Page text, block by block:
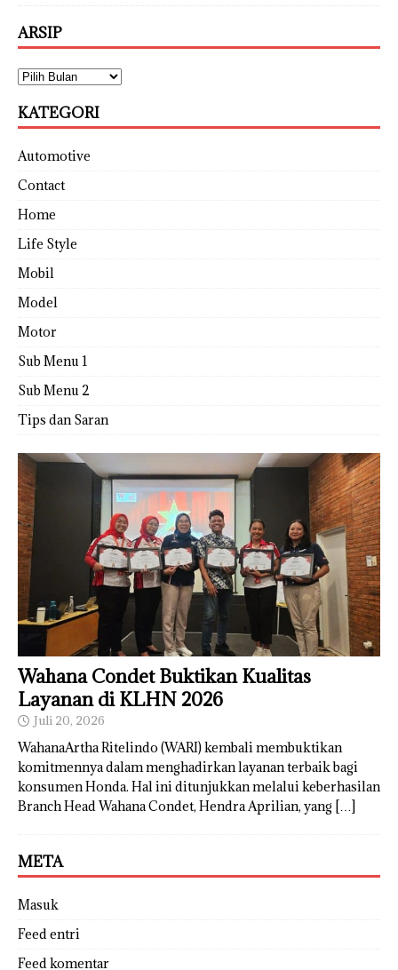
ARSIP
KATEGORI
Automotive
Contact
Home
Life Style
Mobil
Model
Motor
Sub Menu 1
Sub Menu 2
Tips dan Saran
Wahana Condet Buktikan Kualitas
Layanan di KLHN 2026
Juli 20, 2026
WahanaArtha Ritelindo (WARI) kembali membuktikan
komitmennya dalam menghadirkan layanan terbaik bagi
konsumen Honda. Hal ini ditunjukkan melalui keberhasilan
Branch Head Wahana Condet, Hendra Aprilian, yang […]
META
Masuk
Feed entri
Feed komentar